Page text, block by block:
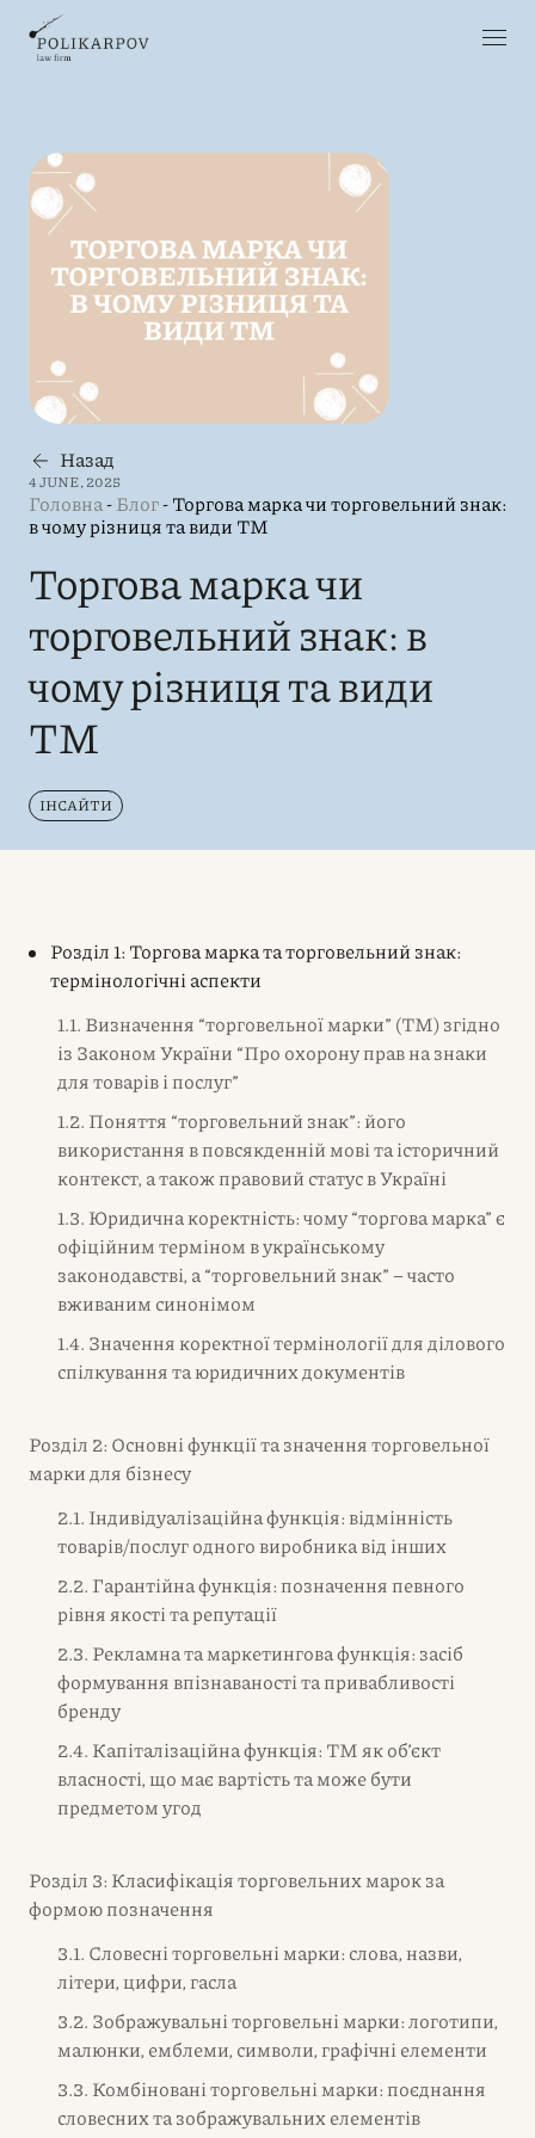
Назад
4 JUNE, 2025
Головна-Блог-Торгова марка чи торговельний знак:
в чому різниця та види ТМ
Торгова марка чи
торговельний знак: в
чому різниця та види
ТМ
ІНСАЙТИ
Розділ 1: Торгова марка та торговельний знак:
термінологічні аспекти
1.1. Визначення “торговельної марки” (ТМ) згідно
із Законом України “Про охорону прав на знаки
для товарів і послуг”
1.2. Поняття “торговельний знак”: його
використання в повсякденній мові та історичний
контекст, а також правовий статус в Україні
1.3. Юридична коректність: чому “торгова марка” є
офіційним терміном в українському
законодавстві, а “торговельний знак” – часто
вживаним синонімом
1.4. Значення коректної термінології для ділового
спілкування та юридичних документів
Розділ 2: Основні функції та значення торговельної
марки для бізнесу
2.1. Індивідуалізаційна функція: відмінність
товарів/послуг одного виробника від інших
2.2. Гарантійна функція: позначення певного
рівня якості та репутації
2.3. Рекламна та маркетингова функція: засіб
формування впізнаваності та привабливості
бренду
2.4. Капіталізаційна функція: ТМ як об’єкт
власності, що має вартість та може бути
предметом угод
Розділ 3: Класифікація торговельних марок за
формою позначення
3.1. Словесні торговельні марки: слова, назви,
літери, цифри, гасла
3.2. Зображувальні торговельні марки: логотипи,
малюнки, емблеми, символи, графічні елементи
3.3. Комбіновані торговельні марки: поєднання
словесних та зображувальних елементів